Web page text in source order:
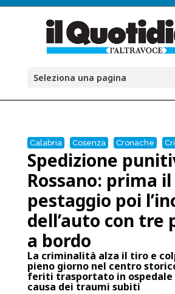
Seleziona una pagina
Calabria Cosenza Cronache
Spedizione
Rossano: prima il
pestaggio poi
dell’auto con tre
a bordo
La criminalità alza il tiro e
pieno giorno nel centro
feriti trasportato in ospedale
causa dei traumi subiti